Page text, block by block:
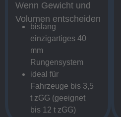
Wenn Gewicht und
Volumen entscheiden
bislang
einzigartiges 40
mm
Rungensystem
ideal für
Fahrzeuge bis 3,5
t zGG (geeignet
bis 12 t zGG)